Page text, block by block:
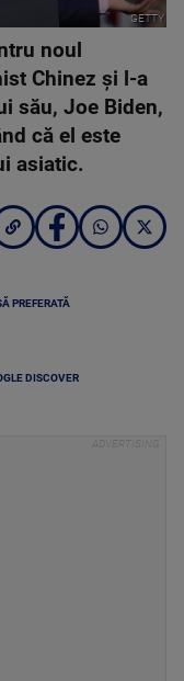
GETTY
noul
Chinez şi l-a
său, Joe Biden,
că el este
asiatic.
PREFERATĂ
DISCOVER